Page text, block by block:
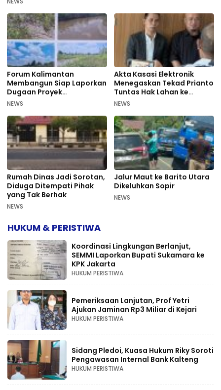
Forum Kalimantan
Membangun Siap Laporkan
Dugaan Proyek
Bermasalah PUPR Kalteng
NEWS
Akta Kasasi Elektronik
Menegaskan Tekad Prianto
Tuntas Hak Lahan ke
Mahkamah Agung
NEWS
Rumah Dinas Jadi Sorotan,
Diduga Ditempati Pihak
yang Tak Berhak
NEWS
Jalur Maut ke Barito Utara
Dikeluhkan Sopir
NEWS
HUKUM & PERISTIWA
Koordinasi Lingkungan Berlanjut,
SEMMI Laporkan Bupati Sukamara ke
KPK Jakarta
HUKUM PERISTIWA
Pemeriksaan Lanjutan, Prof Yetri
Ajukan Jaminan Rp3 Miliar di Kejari
HUKUM PERISTIWA
Sidang Pledoi, Kuasa Hukum Riky Soroti
Pengawasan Internal Bank Kalteng
HUKUM PERISTIWA